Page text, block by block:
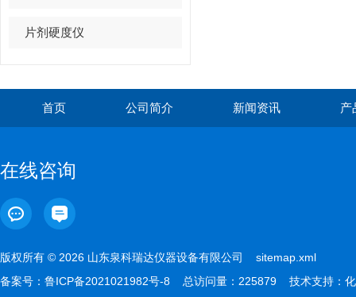
片剂硬度仪
首页 公司简介 新闻资讯 产
在线咨询
版权所有 © 2026 山东泉科瑞达仪器设备有限公司 sitemap.xml
备案号： 鲁ICP备2021021982号-8 总访问量：225879 技术支持： 化